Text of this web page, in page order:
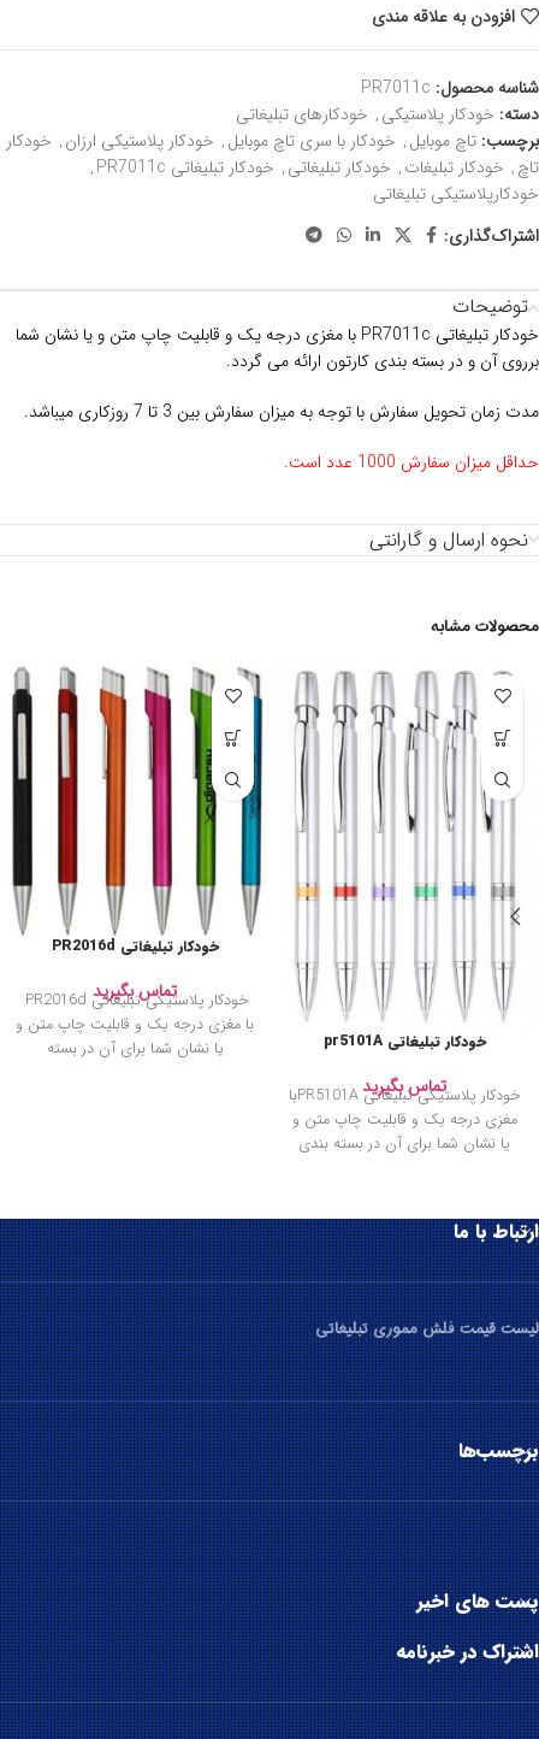
افزودن به علاقه مندی
شناسه محصول: PR7011c
دسته: خودکار پلاستیکی, خودکارهای تبلیغاتی
برچسب: تاچ موبایل, خودکار با سری تاچ موبایل, خودکار پلاستیکی ارزان, خودکار
تاچ, خودکار تبلیغات, خودکار تبلیغاتی, خودکار تبلیغاتی PR7011c
,
خودکارپلاستیکی تبلیغاتی
اشتراک‌گذاری:
توضیحات
خودکار تبلیغاتی
PR7011c با مغزی درجه یک و قابلیت چاپ متن و یا نشان شما
برروی آن و در بسته بندی کارتون ارائه می گردد.
مدت زمان تحویل سفارش با توجه به میزان سفارش بین 3 تا 7 روزکاری میباشد.
حداقل میزان سفارش 1000 عدد است.
نحوه ارسال و گارانتی
محصولات مشابه
خودکار تبلیغاتی pr5101A
تماس بگیرید
خودکار پلاستیکی تبلیغاتی PR5101Aبا
مغزی درجه یک و قابلیت چاپ متن و
یا نشان شما برای آن در بسته بندی
خودکار تبلیغاتی PR2016d
تماس بگیرید
با مغزی درجه یک و قابلیت چاپ متن و
یا نشان شما برای آن در بسته
ارتباط با ما
لیست قیمت فلش مموری تبلیغاتی
برچسب‌ها
پست های اخیر
اشتراک در خبرنامه